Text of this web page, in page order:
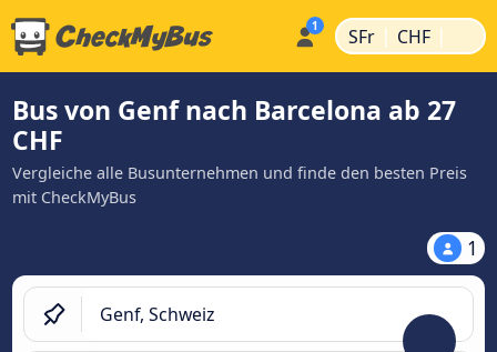
SFr | CHF |
Bus von Genf nach Barcelona ab 27
CHF
Vergleiche alle Busunternehmen und finde den besten Preis
mit CheckMyBus
1